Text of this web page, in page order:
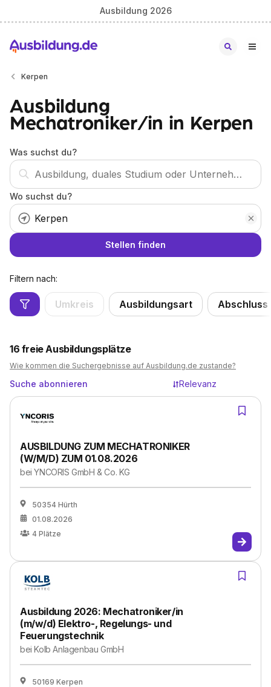
Ausbildung 2026
Kerpen
Ausbildung
Mechatroniker/in in Kerpen
Was suchst du?
Wo suchst du?
Stellen finden
Filtern nach:
Umkreis Ausbildungsart Abschluss
16 freie Ausbildungsplätze
Wie kommen die Suchergebnisse auf Ausbildung.de zustande?
Suche abonnieren Relevanz
AUSBILDUNG ZUM MECHATRONIKER
(W/M/D) ZUM 01.08.2026
beiYNCORIS GmbH & Co. KG
50354 Hürth
01.08.2026
4 Plätze
Ausbildung 2026: Mechatroniker/in
(m/w/d) Elektro-, Regelungs- und
Feuerungstechnik
beiKolb Anlagenbau GmbH
50169 Kerpen